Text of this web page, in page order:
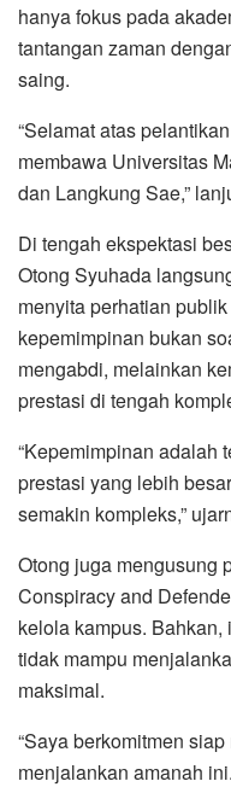
hanya fokus pada
tantangan zaman
saing.
“Selamat atas
membawa Universitas
dan Langkung Sae,”
Di tengah ekspektasi
Otong Syuhada
menyita perhatian
kepemimpinan bukan
mengabdi, melainkan
prestasi di tengah
“Kepemimpinan adalah
prestasi yang lebih
semakin kompleks,”
Otong juga mengusung
Conspiracy and
kelola kampus.
tidak mampu
maksimal.
“Saya berkomitmen
menjalankan amanah